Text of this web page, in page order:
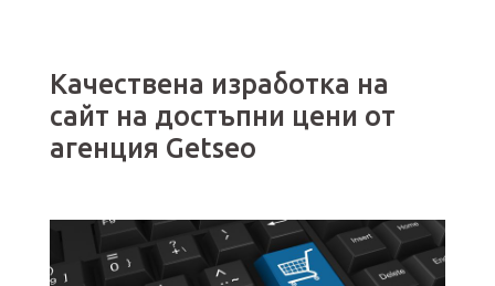
Качествена изработка на
сайт на достъпни цени от
агенция Getseo